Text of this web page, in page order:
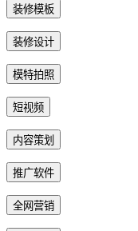
装修模板
装修设计
模特拍照
短视频
内容策划
推广软件
全网营销